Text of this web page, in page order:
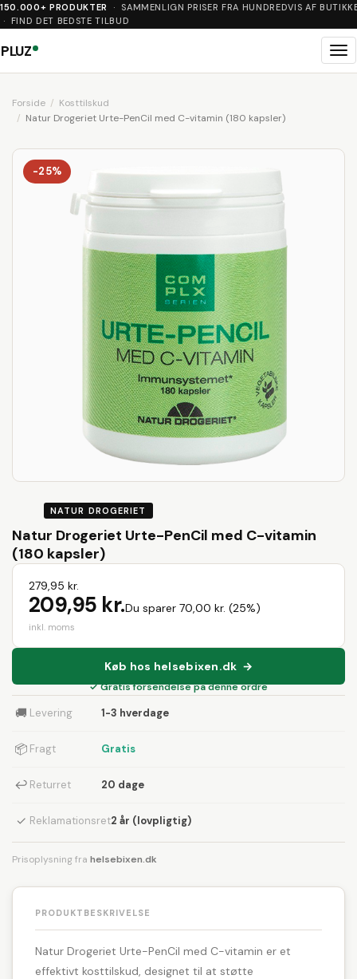
150.000+ PRODUKTER
· SAMMENLIGN PRISER FRA HUNDREDVIS AF
· FIND DET BEDSTE TILBUD
PLUZ
Forside
Kosttilskud
Natur Drogeriet Urte-PenCil med C-vitamin (180 kapsler)
-25%
NATUR DROGERIET
Natur Drogeriet Urte-PenCil med C-vitamin
(180 kapsler)
279,95 kr.
209,95 kr.Du sparer 70,00 kr. (25%)
inkl. moms
Køb hos helsebixen.dk →
✓ Gratis forsendelse på denne ordre
🚚 Levering 1-3 hverdage
📦 Fragt Gratis
↩ Returret 20 dage
✓ Reklamationsret2 år (lovpligtig)
Prisoplysning fra helsebixen.dk
PRODUKTBESKRIVELSE
Natur Drogeriet Urte-PenCil med C-vitamin er et
effektivt kosttilskud, designet til at støtte